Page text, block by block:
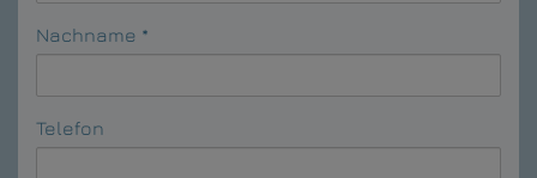
Nachname
Telefon